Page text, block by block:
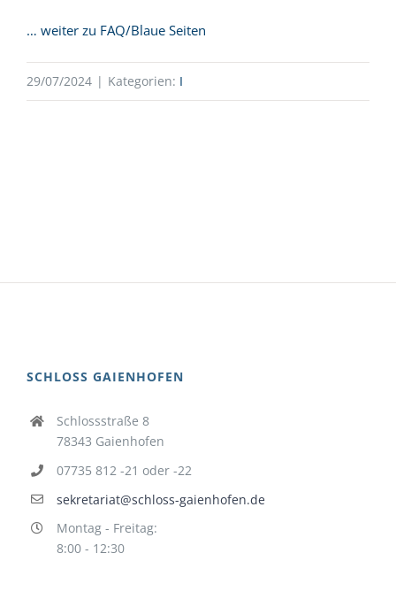
… weiter zu FAQ/Blaue Seiten
29/07/2024 | Kategorien: I
SCHLOSS GAIENHOFEN
Schlossstraße 8
78343 Gaienhofen
07735 812 -21 oder -22
sekretariat@schloss-gaienhofen.de
Montag - Freitag:
8:00 - 12:30